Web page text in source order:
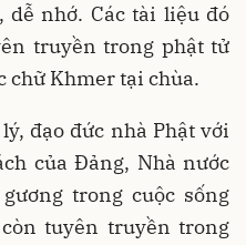
dễ nhớ. Các tài liệu đó
truyền trong phật tử
chữ Khmer tại chùa.
đạo đức nhà Phật với
của Đảng, Nhà nước
trong cuộc sống
tuyên truyền trong